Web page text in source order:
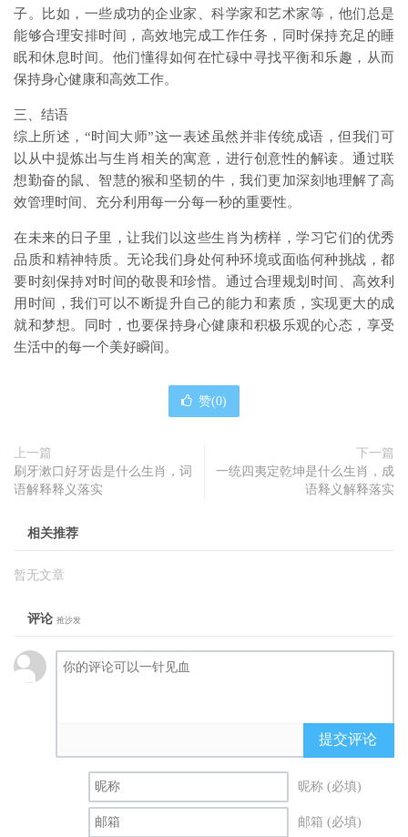
子。比如，一些成功的企业家、科学家和艺术家等，他们总是
能够合理安排时间，高效地完成工作任务，同时保持充足的睡
眠和休息时间。他们懂得如何在忙碌中寻找平衡和乐趣，从而
保持身心健康和高效工作。
三、结语
综上所述，“时间大师”这一表述虽然并非传统成语，但我们可
以从中提炼出与生肖相关的寓意，进行创意性的解读。通过联
想勤奋的鼠、智慧的猴和坚韧的牛，我们更加深刻地理解了高
效管理时间、充分利用每一分每一秒的重要性。
在未来的日子里，让我们以这些生肖为榜样，学习它们的优秀
品质和精神特质。无论我们身处何种环境或面临何种挑战，都
要时刻保持对时间的敬畏和珍惜。通过合理规划时间、高效利
用时间，我们可以不断提升自己的能力和素质，实现更大的成
就和梦想。同时，也要保持身心健康和积极乐观的心态，享受
生活中的每一个美好瞬间。
赞(0)
上一篇
刷牙漱口好牙齿是什么生肖，词
语解释释义落实
下一篇
一统四夷定乾坤是什么生肖，成
语释义解释落实
相关推荐
暂无文章
评论 抢沙发
提交评论
昵称 (必填)
邮箱 (必填)